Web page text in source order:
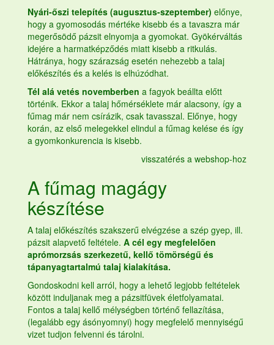
Nyári-őszi telepítés (augusztus-szeptember) előnye,
hogy a gyomosodás mértéke kisebb és a tavaszra már
megerősödő pázsit elnyomja a gyomokat. Gyökérváltás
idejére a harmatképződés miatt kisebb a ritkulás.
Hátránya, hogy szárazság esetén nehezebb a talaj
előkészítés és a kelés is elhúzódhat.
Tél alá vetés novemberben a fagyok beállta előtt
történik. Ekkor a talaj hőmérséklete már alacsony, így a
fűmag már nem csírázik, csak tavasszal. Előnye, hogy
korán, az első melegekkel elindul a fűmag kelése és így
a gyomkonkurencia is kisebb.
visszatérés a webshop-hoz
Afűmag magágy
készítése
A talaj előkészítés szakszerű elvégzése a szép gyep, ill.
pázsit alapvető feltétele. A cél egy megfelelően
aprómorzsás szerkezetű, kellő tömörségű és
tápanyagtartalmú talaj kialakítása.
Gondoskodni kell arról, hogy a lehető legjobb feltételek
között induljanak meg a pázsitfüvek életfolyamatai.
Fontos a talaj kellő mélységben történő fellazítása,
(legalább egy ásónyomnyi) hogy megfelelő mennyiségű
vizet tudjon felvenni és tárolni.